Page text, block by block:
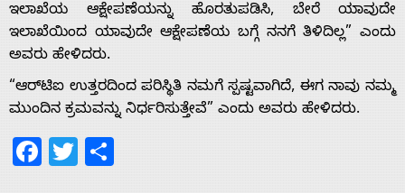
ಇಲಾಖೆಯ ಆಕ್ಷೇಪಣೆಯನ್ನು ಹೊರತುಪಡಿಸಿ, ಬೇರೆ ಯಾವುದೇ
ಇಲಾಖೆಯಿಂದ ಯಾವುದೇ ಆಕ್ಷೇಪಣೆಯ ಬಗ್ಗೆ ನನಗೆ ತಿಳಿದಿಲ್ಲ” ಎಂದು
ಅವರು ಹೇಳಿದರು.
“ಆರ್‌ಟಿಐ ಉತ್ತರದಿಂದ ಪರಿಸ್ಥಿತಿ ನಮಗೆ ಸ್ಪಷ್ಟವಾಗಿದೆ, ಈಗ ನಾವು ನಮ್ಮ
ಮುಂದಿನ ಕ್ರಮವನ್ನು ನಿರ್ಧರಿಸುತ್ತೇವೆ” ಎಂದು ಅವರು ಹೇಳಿದರು.
Facebook
Twitter